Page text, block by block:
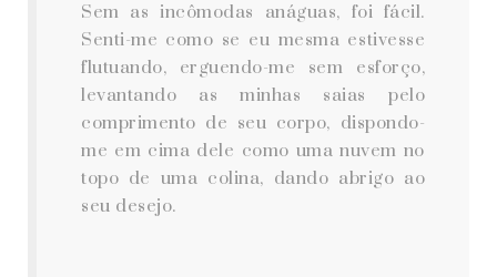
Sem as incômodas anáguas, foi fácil.
Senti-me como se eu mesma estivesse
flutuando, erguendo-me sem esforço,
levantando as minhas saias pelo
comprimento de seu corpo, dispondo-
me em cima dele como uma nuvem no
topo de uma colina, dando abrigo ao
seu desejo.